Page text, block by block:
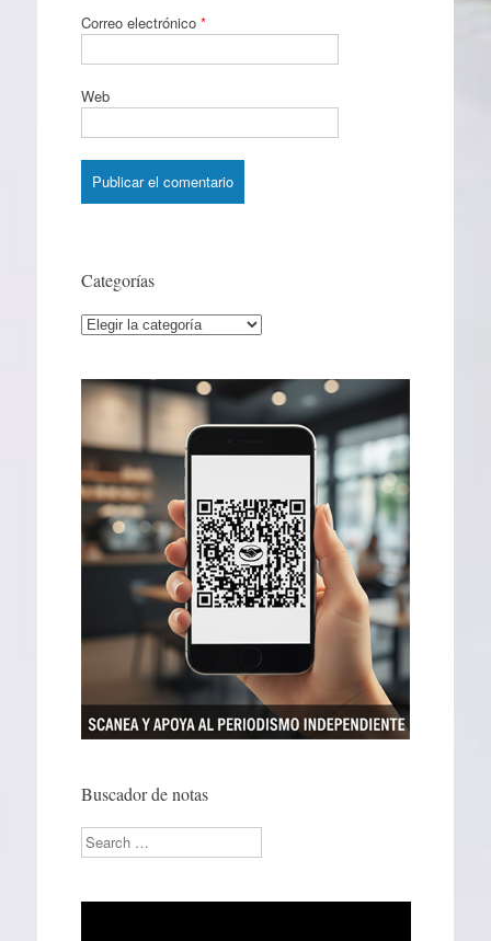
Correo electrónico *
Web
Categorías
Categorías
Buscador de notas
Search